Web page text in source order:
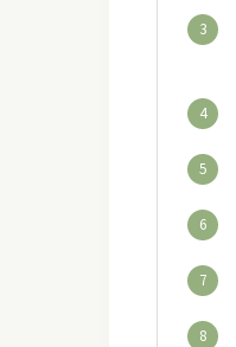
3
4
5
6
7
8